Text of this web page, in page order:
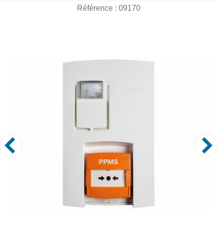
Référence : 09170